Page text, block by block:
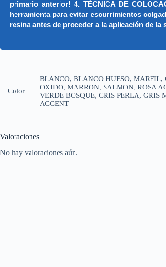
primario anterior! 4. TÉCNICA DE
herramienta para evitar escurrimientos
resina antes de proceder a la aplicación de la
Color
BLANCO, BLANCO HUESO,
OXIDO, MARRON, SALMON, ROSA
VERDE BOSQUE, CRIS PERLA,
ACCENT
Valoraciones
No hay valoraciones aún.